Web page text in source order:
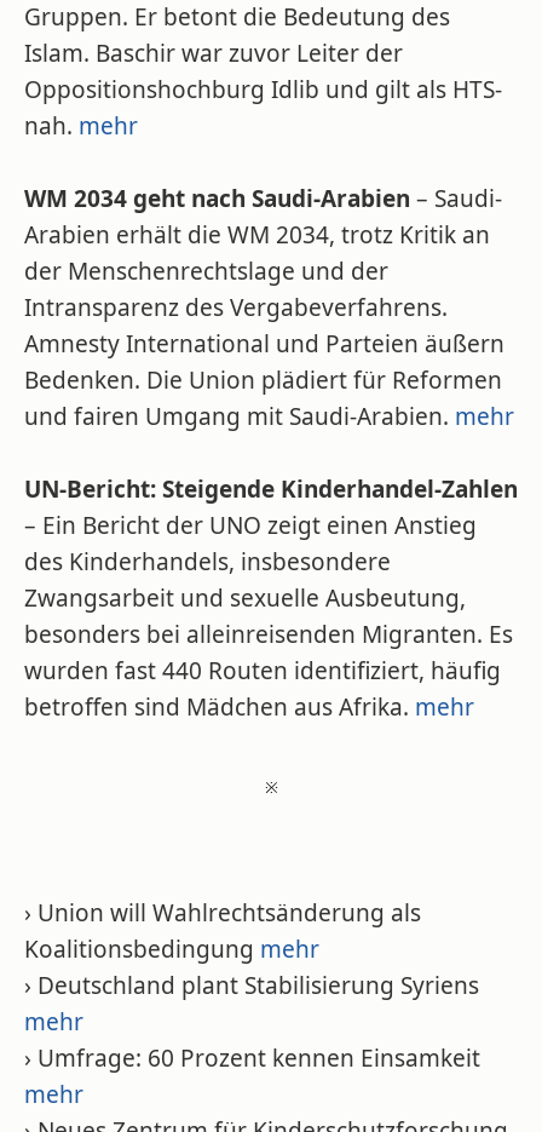
Gruppen. Er betont die Bedeutung des
Islam. Baschir war zuvor Leiter der
Oppositionshochburg Idlib und gilt als HTS-
nah. mehr
WM 2034 geht nach Saudi-Arabien – Saudi-
Arabien erhält die WM 2034, trotz Kritik an
der Menschenrechtslage und der
Intransparenz des Vergabeverfahrens.
Amnesty International und Parteien äußern
Bedenken. Die Union plädiert für Reformen
und fairen Umgang mit Saudi-Arabien. mehr
UN-Bericht: Steigende Kinderhandel-Zahlen
– Ein Bericht der UNO zeigt einen Anstieg
des Kinderhandels, insbesondere
Zwangsarbeit und sexuelle Ausbeutung,
besonders bei alleinreisenden Migranten. Es
wurden fast 440 Routen identifiziert, häufig
betroffen sind Mädchen aus Afrika. mehr
※
› Union will Wahlrechtsänderung als
Koalitionsbedingung mehr
› Deutschland plant Stabilisierung Syriens
mehr
› Umfrage: 60 Prozent kennen Einsamkeit
mehr